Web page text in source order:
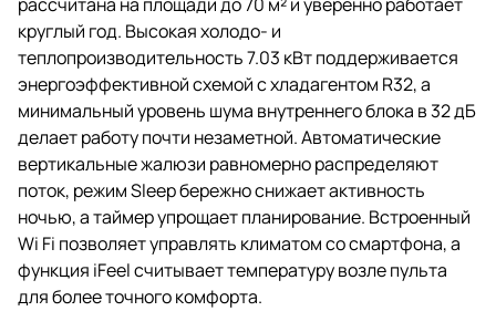
круглый год. Высокая холодо- и
теплопроизводительность 7.03 кВт поддерживается
энергоэффективной схемой с хладагентом R32, а
минимальный уровень шума внутреннего блока в 32 дБ
делает работу почти незаметной. Автоматические
вертикальные жалюзи равномерно распределяют
поток, режим Sleep бережно снижает активность
ночью, а таймер упрощает планирование. Встроенный
Wi Fi позволяет управлять климатом со смартфона, а
функция iFeel считывает температуру возле пульта
для более точного комфорта.